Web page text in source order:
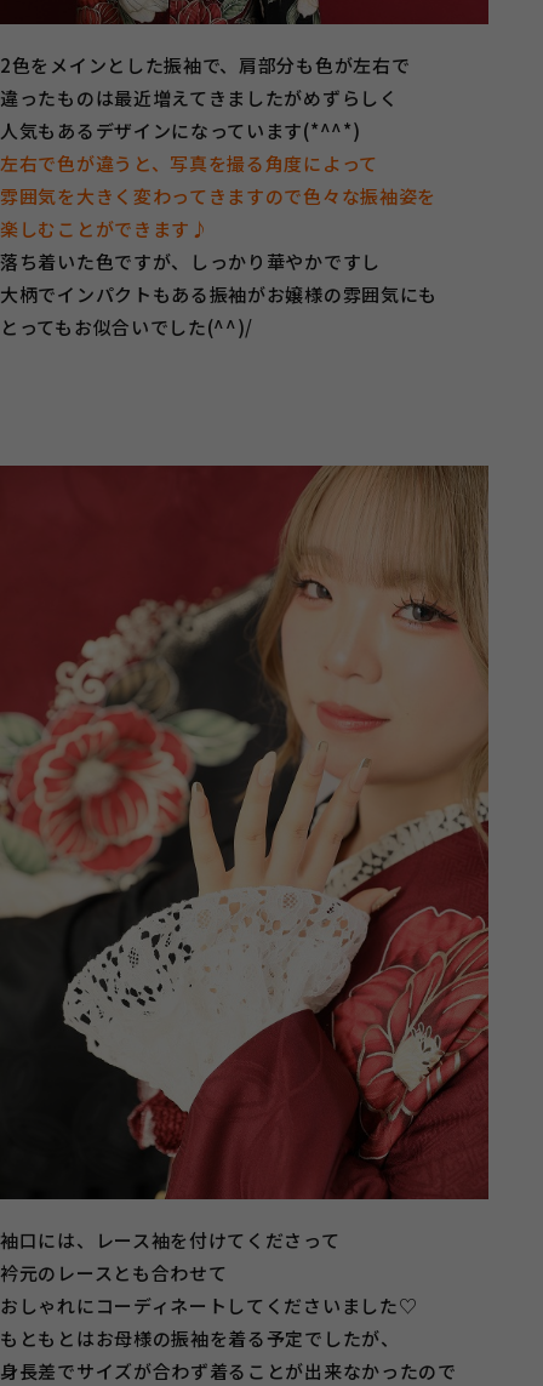
2色をメインとした振袖で、肩部分も色が左右で
違ったものは最近増えてきましたがめずらしく
人気もあるデザインになっています(*^^*)
左右で色が違うと、写真を撮る角度によって
雰囲気を大きく変わってきますので色々な振袖姿を
楽しむことができます♪
落ち着いた色ですが、しっかり華やかですし
大柄でインパクトもある振袖がお嬢様の雰囲気にも
とってもお似合いでした(^^)/
袖口には、レース袖を付けてくださって
衿元のレースとも合わせて
おしゃれにコーディネートしてくださいました♡
もともとはお母様の振袖を着る予定でしたが、
身長差でサイズが合わず着ることが出来なかったので